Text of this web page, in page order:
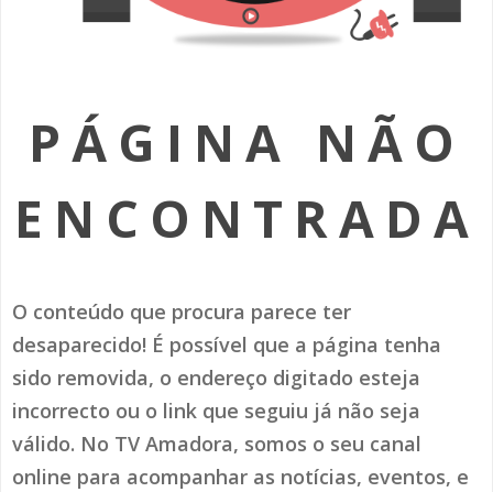
SOMOS TODOS EUROPEUS
AMADORA LIGA À RESILIÊNCIA
(RE) PENSAMENTOS
HISTÓRIAS DE ABRIL
PÁGINA NÃO
ENCONTRADA
O conteúdo que procura parece ter
desaparecido! É possível que a página tenha
sido removida, o endereço digitado esteja
incorrecto ou o link que seguiu já não seja
válido. No TV Amadora, somos o seu canal
online para acompanhar as notícias, eventos, e